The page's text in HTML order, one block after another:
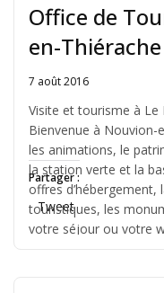
Office de
en-Thiérache
Written
Jérémie
7 août 2016
Visite et tourisme à Le
Bienvenue à Nouvion-
les animations, le
la station verte et la
offres d’hébergement,
touristiques, les
votre séjour ou votre
Partager :
Tweet